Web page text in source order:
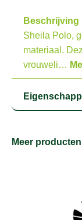
Beschrijving
Sheila Polo,
materiaal.
vrouweli…
Meer